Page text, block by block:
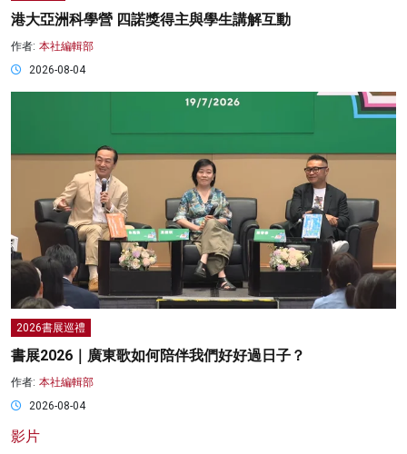
港大亞洲科學營 四諾獎得主與學生講解互動
作者: 本社編輯部
2026-08-04
2026書展巡禮
書展2026｜廣東歌如何陪伴我們好好過日子？
作者: 本社編輯部
2026-08-04
影片